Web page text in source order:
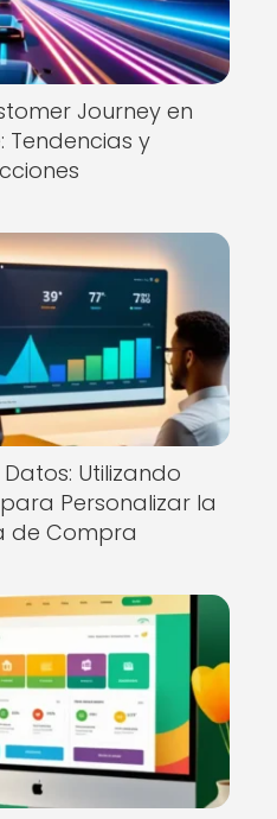
Journey en
Tendencias y
Utilizando
Personalizar la
de Compra